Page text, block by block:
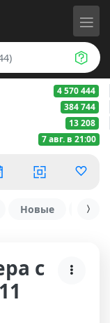
4 570 444
384 744
13 208
7 авг. в 21:00
Новые С
с